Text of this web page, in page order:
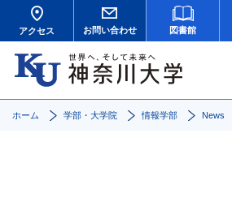
アクセス お問い合わせ 図書館
ホーム 学部・大学院 情報学部 News